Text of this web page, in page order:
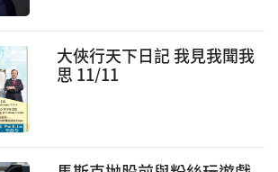
大俠行天下日記 我見我聞我
思 11/11